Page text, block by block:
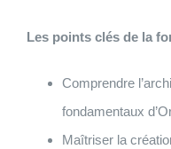
Les points clés de la
Comprendre
fondamentaux
Maîtriser la